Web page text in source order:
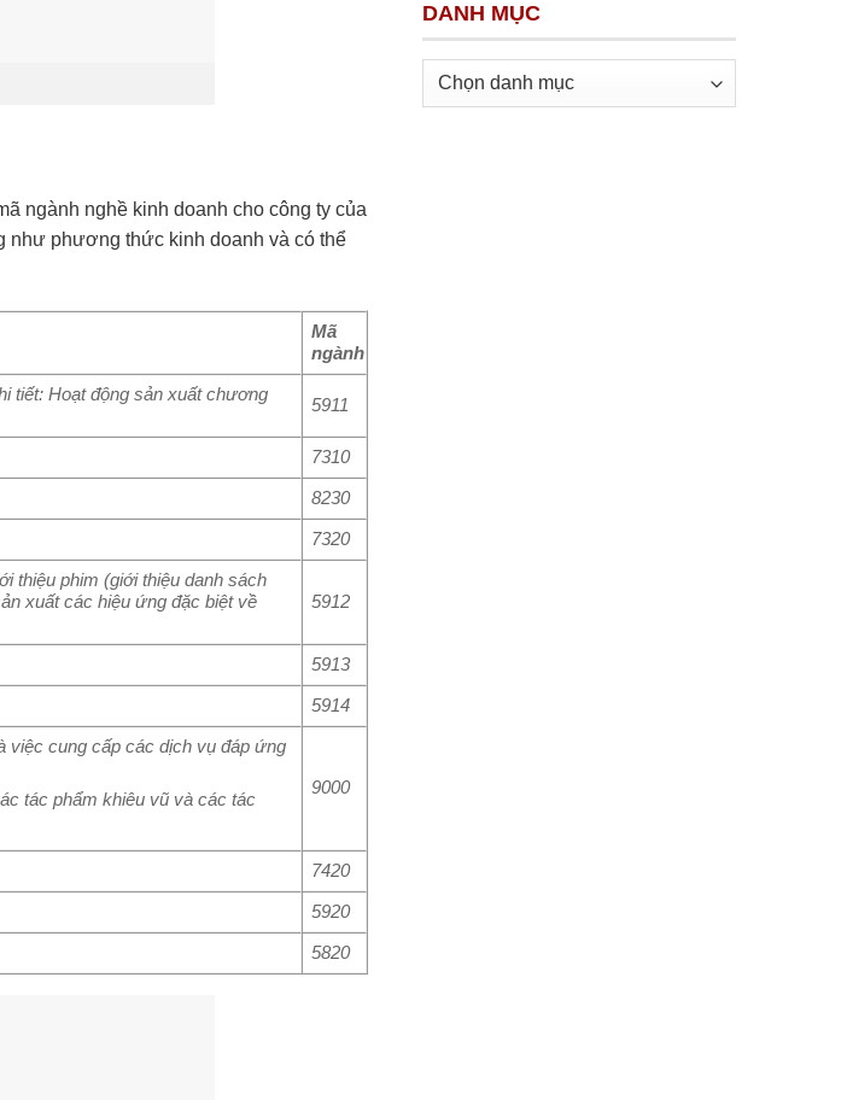
ngành nghề kinh doanh cho công ty của
như phương thức kinh doanh và có thể
Mã
ngành
tiết: Hoạt động sản xuất chương
5911
7310
8230
7320
thiệu phim (giới thiệu danh sách
xuất các hiệu ứng đặc biệt về
5912
5913
5914
việc cung cấp các dịch vụ đáp ứng
tác phẩm khiêu vũ và các tác
9000
7420
5920
5820
DANH MỤC
Danh